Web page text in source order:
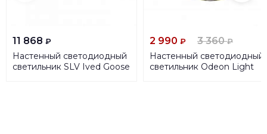
11 868 ₽
Настенный светодиодный
светильник SLV Ived Goose
2 990 ₽ 3 360₽
Настенный светодиодный
светильник Odeon Light